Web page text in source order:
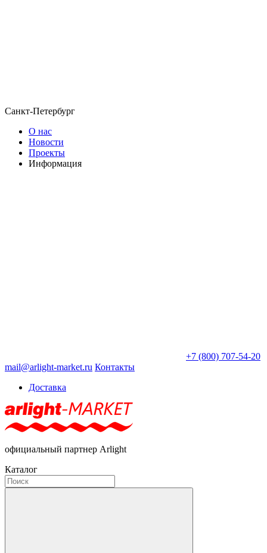
Санкт-Петербург
О нас
Новости
Проекты
Информация
+7 (800) 707-54-20
mail@arlight-market.ru Контакты
Доставка
официальный партнер Arlight
Каталог